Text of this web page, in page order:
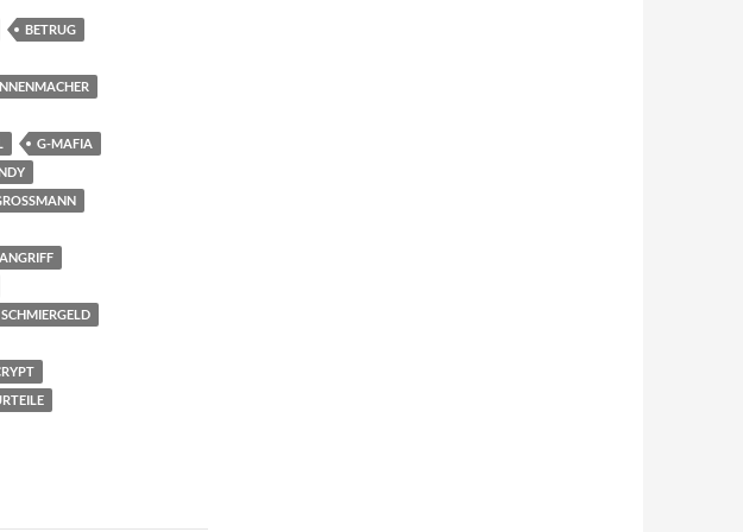
BETRUG
G-MAFIA
SCHMIERGELD